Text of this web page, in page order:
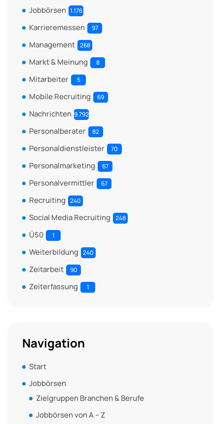
Jobbörsen 1.176
Karrieremessen 97
Management 268
Markt & Meinung 8
Mitarbeiter 5
Mobile Recruiting 69
Nachrichten 9.792
Personalberater 82
Personaldienstleister 70
Personalmarketing 67
Personalvermittler 67
Recruiting 240
Social Media Recruiting 248
Ü50 1
Weiterbildung 240
Zeitarbeit 90
Zeiterfassung 1
Navigation
Start
Jobbörsen
Zielgruppen Branchen & Berufe
Jobbörsen von A – Z